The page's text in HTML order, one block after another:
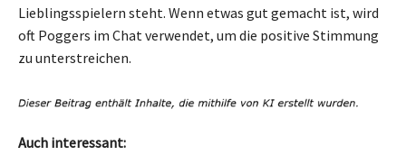
Lieblingsspielern steht. Wenn etwas gut gemacht ist, wird
oft Poggers im Chat verwendet, um die positive Stimmung
zu unterstreichen.
Auch interessant: